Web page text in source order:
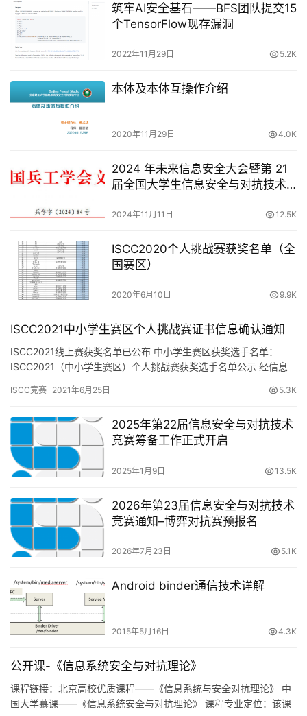
筑牢AI安全基石——BFS团队提交15
个TensorFlow现存漏洞
2022年11月29日 5.2K
本体及本体互操作介绍
2020年11月29日 4.0K
2024 年未来信息安全大会暨第 21
届全国大学生信息安全与对抗技术
2024年11月11日 12.5K
ISCC2020个人挑战赛获奖名单（全
国赛区）
2020年6月10日 9.9K
ISCC2021中小学生赛区个人挑战赛证书信息确认通知
ISCC2021线上赛获奖名单已公布 中小学生赛区获奖选手名单：
ISCC2021（中小学生赛区）个人挑战赛获奖选手名单公示 经信息
ISCC竞赛 2021年6月25日 5.3K
2025年第22届信息安全与对抗技术
竞赛筹备工作正式开启
2025年1月9日 13.5K
2026年第23届信息安全与对抗技术
竞赛通知–博弈对抗赛预报名
2026年7月23日 5.1K
Android binder通信技术详解
2015年5月16日 4.3K
公开课-《信息系统安全与对抗理论》
课程链接：北京高校优质课程——《信息系统与安全对抗理论》 中
国大学慕课——《信息系统安全与对抗理论》 课程专业定位：该课